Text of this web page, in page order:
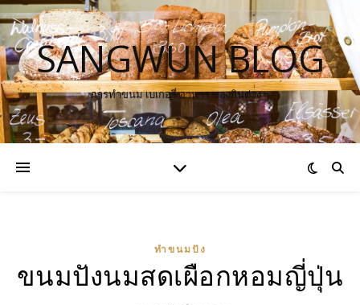
SANGWUN BLOG
การทำขนม เบเกอรี่ อาหาร ของกินต่าง ๆ
ทำขนมปัง
ขนมปังนมสดเผือกหอมญี่ปุ่น